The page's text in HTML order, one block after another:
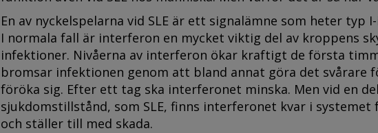
En av nyckelspelarna vid SLE är ett signalämne som heter typ
I normala fall är interferon en mycket viktig del av kroppens
infektioner. Nivåerna av interferon ökar kraftigt de första
bromsar infektionen genom att bland annat göra det svårare
föröka sig. Efter ett tag ska interferonet minska. Men vid en del
sjukdomstillstånd, som SLE, finns interferonet kvar i systemet
och ställer till med skada.